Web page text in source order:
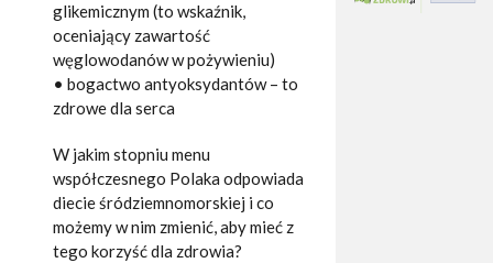
glikemicznym (to wskaźnik,
oceniający zawartość
węglowodanów w pożywieniu)
• bogactwo antyoksydantów – to
zdrowe dla serca
W jakim stopniu menu
współczesnego Polaka odpowiada
diecie śródziemnomorskiej i co
możemy w nim zmienić, aby mieć z
tego korzyść dla zdrowia?